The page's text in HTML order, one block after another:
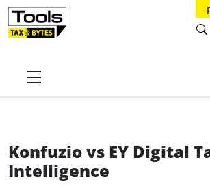
Startseite
Konfuziovs EY Digital
Intelligence